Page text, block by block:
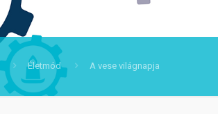
Életmód A vese világnapja